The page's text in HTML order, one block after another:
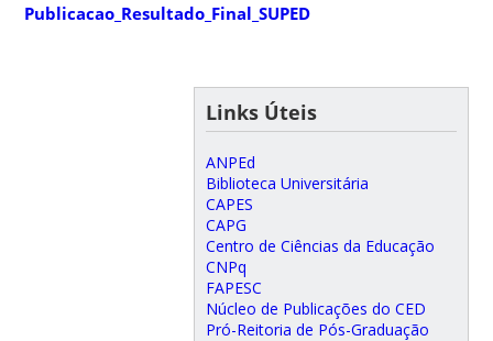
Publicacao_Resultado_Final_SUPED
Links Úteis
ANPEd
Biblioteca Universitária
CAPES
CAPG
Centro de Ciências da Educação
CNPq
FAPESC
Núcleo de Publicações do CED
Pró-Reitoria de Pós-Graduação